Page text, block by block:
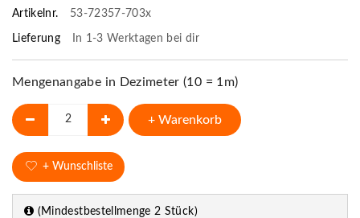
Artikelnr. 53-72357-703x
Lieferung In 1-3 Werktagen bei dir
Mengenangabe in Dezimeter (10 = 1m)
+ Warenkorb
+ Wunschliste
(Mindestbestellmenge 2 Stück)